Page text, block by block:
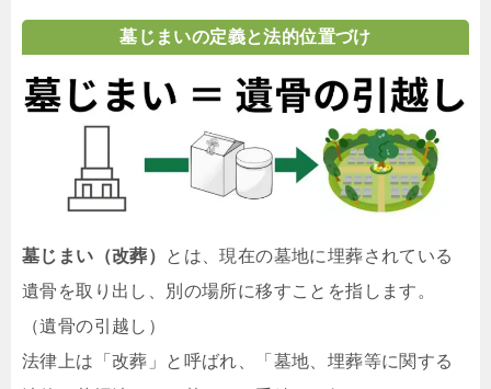
墓じまいの定義と法的位置づけ
墓じまい（改葬）
とは、現在の墓地に埋葬されている
遺骨を取り出し、別の場所に移すことを指します。
（遺骨の引越し）
法律上は「改葬」と呼ばれ、「墓地、埋葬等に関する